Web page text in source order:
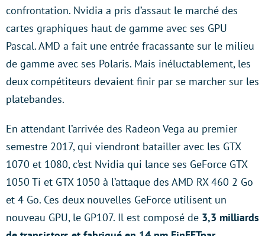
confrontation. Nvidia a pris d’assaut le marché des
cartes graphiques haut de gamme avec ses GPU
Pascal. AMD a fait une entrée fracassante sur le milieu
de gamme avec ses Polaris. Mais inéluctablement, les
deux compétiteurs devaient finir par se marcher sur les
platebandes.
En attendant l’arrivée des Radeon Vega au premier
semestre 2017, qui viendront batailler avec les GTX
1070 et 1080, c’est Nvidia qui lance ses GeForce GTX
1050 Ti et GTX 1050 à l’attaque des AMD RX 460 2 Go
et 4 Go. Ces deux nouvelles GeForce utilisent un
nouveau GPU, le GP107. Il est composé de 3,3 milliards